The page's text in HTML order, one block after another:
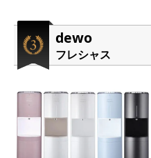
dewo
フレシャス